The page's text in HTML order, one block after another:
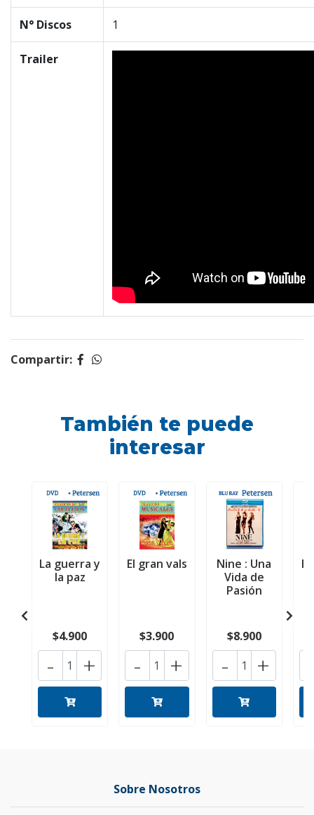
N° Discos 1
Trailer
Compartir:
También te puede
interesar
La guerra y
la paz
$4.900
+
-
El gran vals
$3.900
+
-
Nine : Una
Vida de
Pasión
$8.900
+
-
Sobre Nosotros